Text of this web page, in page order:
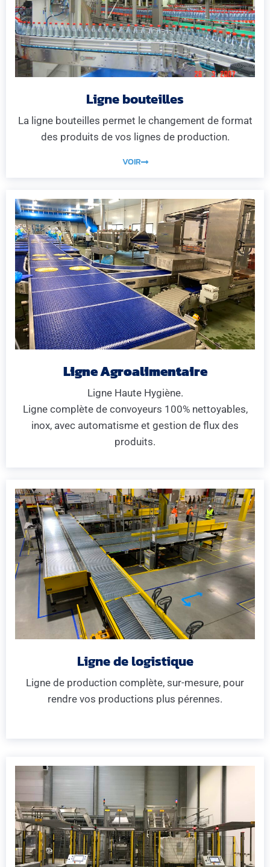
Ligne bouteilles
La ligne bouteilles permet le changement de format
des produits de vos lignes de production.
VOIR
Ligne Agroalimentaire
Ligne Haute Hygiène.
Ligne complète de convoyeurs 100% nettoyables,
inox, avec automatisme et gestion de flux des
produits.
Ligne de logistique
Ligne de production complète, sur-mesure, pour
rendre vos productions plus pérennes.